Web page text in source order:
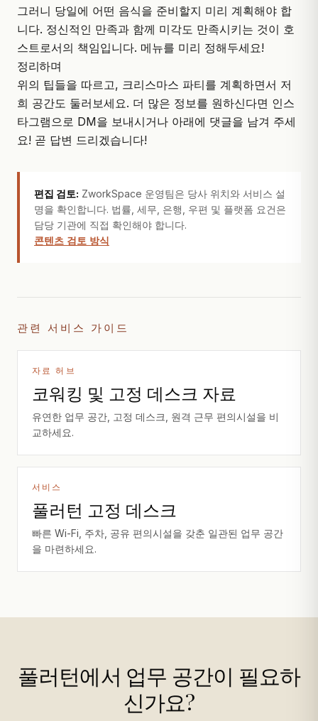
그러니 당일에 어떤 음식을 준비할지 미리 계획해야 합
니다. 정신적인 만족과 함께 미각도 만족시키는 것이 호
스트로서의 책임입니다. 메뉴를 미리 정해두세요!
정리하며
위의 팁들을 따르고, 크리스마스 파티를 계획하면서 저
희 공간도 둘러보세요. 더 많은 정보를 원하신다면 인스
타그램으로 DM을 보내시거나 아래에 댓글을 남겨 주세
요! 곧 답변 드리겠습니다!
편집 검토: ZworkSpace 운영팀은 당사 위치와 서비스 설
명을 확인합니다. 법률, 세무, 은행, 우편 및 플랫폼 요건은
담당 기관에 직접 확인해야 합니다.
콘텐츠 검토 방식
관련 서비스 가이드
자료 허브
코워킹 및 고정 데스크 자료
유연한 업무 공간, 고정 데스크, 원격 근무 편의시설을 비
교하세요.
서비스
풀러턴 고정 데스크
빠른 Wi-Fi, 주차, 공유 편의시설을 갖춘 일관된 업무 공간
을 마련하세요.
풀러턴에서 업무 공간이 필요하
신가요?